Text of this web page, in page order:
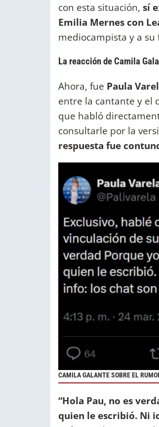
con esta situación, sí
Emilia Mernes con
mediocampista y a su
La reacción de Camila
Ahora, fue Paula
entre la cantante y el
que habló
consultarle por la
respuesta fue
CAMILA GALANTE SOBRE EL
“Hola Pau, no es
quien le escribió. Ni